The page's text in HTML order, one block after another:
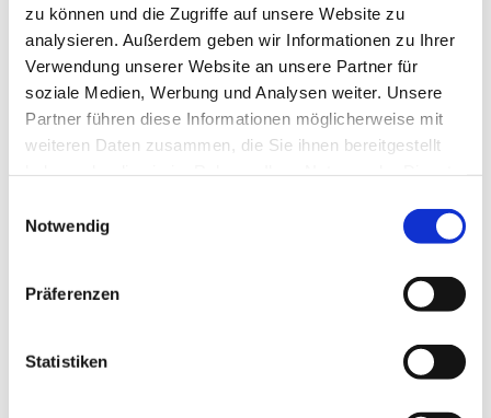
zu können und die Zugriffe auf unsere Website zu
analysieren. Außerdem geben wir Informationen zu Ihrer
Verwendung unserer Website an unsere Partner für
soziale Medien, Werbung und Analysen weiter. Unsere
Partner führen diese Informationen möglicherweise mit
weiteren Daten zusammen, die Sie ihnen bereitgestellt
Notwendig
Präferenzen
Statistiken
Frau Marion Dawidowski, Tel.: 0151 / 72 14 02 61